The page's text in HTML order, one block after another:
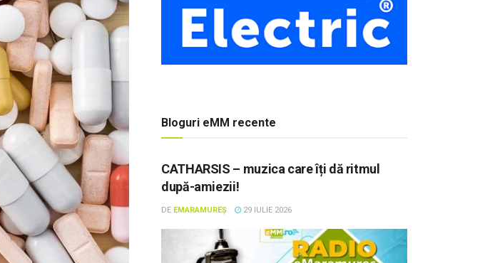
Bloguri eMM recente
CATHARSIS – muzica care îți dă ritmul
după-amiezii!
DE EMARAMUREȘ 29 IULIE 2026